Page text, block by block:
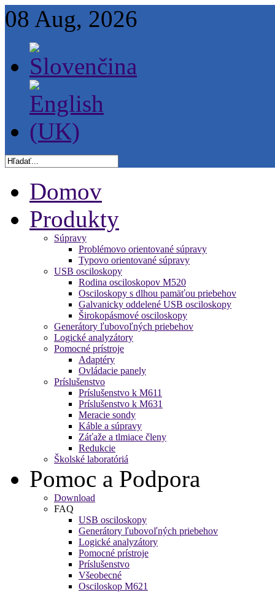
08 Aug, 2026
Domov
Produkty
Súpravy
Problémovo orientované súpravy
Typovo orientované súpravy
USB osciloskopy
Rodina osciloskopov M520
Osciloskopy s dlhou pamäťou priebehov
Galvanicky oddelené USB osciloskopy
Širokopásmové osciloskopy
Generátory ľubovoľných priebehov
Logické analyzátory
Pomocné prístroje
Adaptéry
Ovládacie panely
Príslušenstvo
Príslušenstvo k M611
Príslušenstvo k M631
Meracie sondy
Káble a súpravy
Záťaže a tlmiace členy
Redukcie
Školské laboratóriá
Pomoc a Podpora
Download
FAQ
USB osciloskopy
Generátory ľubovoľných priebehov
Logické analyzátory
Pomocné prístroje
Príslušenstvo
Všeobecné
Osciloskop M621